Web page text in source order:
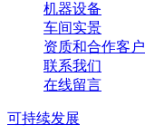
机器设备
车间实景
资质和合作客户
联系我们
在线留言
可持续发展